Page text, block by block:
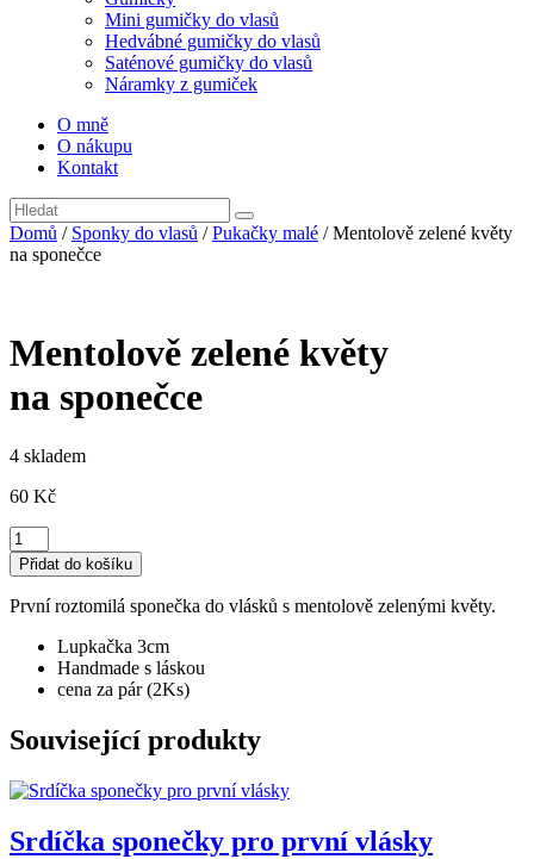
Mini gumičky do vlasů
Hedvábné gumičky do vlasů
Saténové gumičky do vlasů
Náramky z gumiček
O mně
O nákupu
Kontakt
Domů / Sponky do vlasů /Pukačky malé / Mentolově zelené květy
na sponečce
Mentolově zelené květy
na sponečce
4 skladem
60 Kč
Mentolově
zelené
květy
na
množství
Přidat do košíku
První roztomilá sponečka do vlásků s mentolově zelenými květy.
Lupkačka 3cm
Handmade s láskou
cena za pár (2Ks)
Související produkty
Srdíčka sponečky pro první vlásky